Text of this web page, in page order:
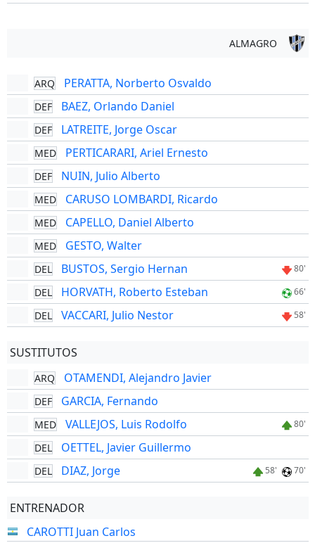
ALMAGRO
ARQ PERATTA, Norberto Osvaldo
DEF BAEZ, Orlando Daniel
DEF LATREITE, Jorge Oscar
MED PERTICARARI, Ariel Ernesto
DEF NUIN, Julio Alberto
MED CARUSO LOMBARDI, Ricardo
MED CAPELLO, Daniel Alberto
MED GESTO, Walter
DEL BUSTOS, Sergio Hernan 80'
DEL HORVATH, Roberto Esteban 66'
DEL VACCARI, Julio Nestor 58'
SUSTITUTOS
ARQ OTAMENDI, Alejandro Javier
DEF GARCIA, Fernando
MED VALLEJOS, Luis Rodolfo 80'
DEL OETTEL, Javier Guillermo
DEL DIAZ, Jorge 58' 70'
ENTRENADOR
CAROTTI Juan Carlos